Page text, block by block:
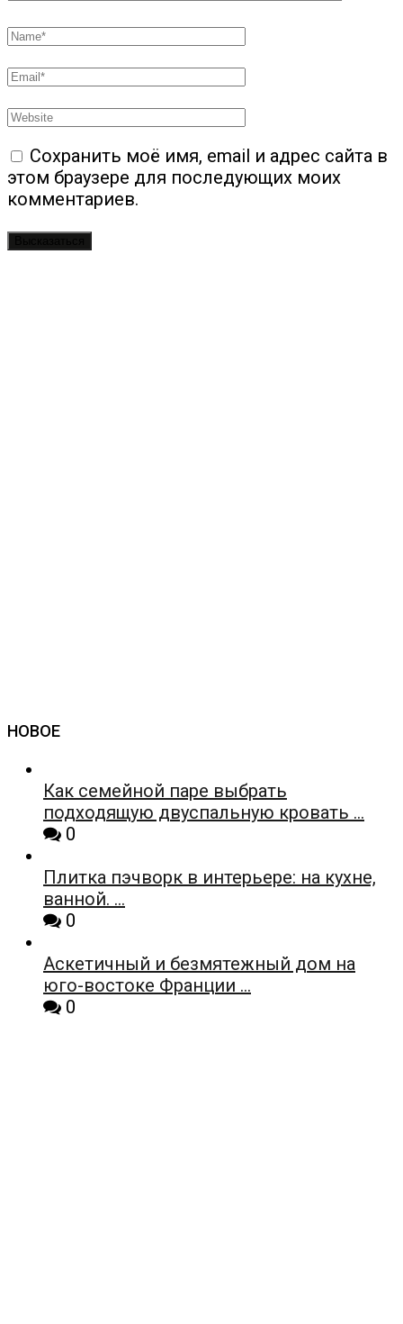
Сохранить моё имя, email и адрес сайта в
этом браузере для последующих моих
комментариев.
НОВОЕ
Как семейной паре выбрать
подходящую двуспальную кровать …
0
Плитка пэчворк в интерьере: на кухне,
ванной. …
0
Аскетичный и безмятежный дом на
юго-востоке Франции …
0